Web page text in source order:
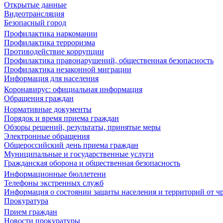
Открытые данные
Видеотрансляция
Безопасный город
Профилактика наркомании
Профилактика терроризма
Противодействие коррупции
Профилактика правонарушений, общественная безопасность
Профилактика незаконной миграции
Информация для населения
Коронавирус: официальная информация
Обращения граждан
Нормативные документы
Порядок и время приема граждан
Обзоры решений, результаты, принятые меры
Электронные обращения
Общероссийский день приема граждан
Муниципальные и государственные услуги
Гражданская оборона и общественная безопасность
Информационные бюллетени
Телефоны экстренных служб
Информация о состоянии защиты населения и территорий от
Прокуратура
Прием граждан
Новости прокуратуры